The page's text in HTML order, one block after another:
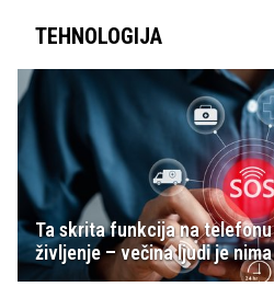
TEHNOLOGIJA
Ta skrita funkcija na
življenje – večina ljudi je